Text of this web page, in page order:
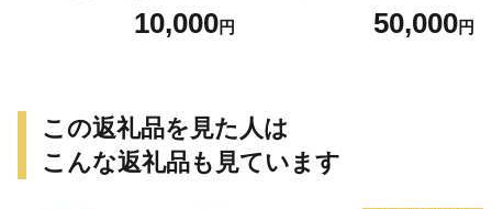
ツ ジェラート シャーベット
アイスクリーム 卵 小麦粉不
10,000円
竹野 神鍋 など 宿泊施設 飲食
店 観光施設 250施設以上で使
50,000円
この返礼品を見た人は
こんな返礼品も見ています